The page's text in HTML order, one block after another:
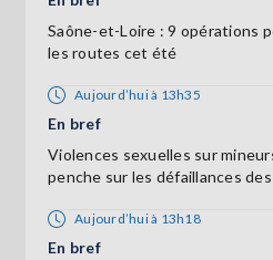
Saône-et-Loire : 9 opérations
les routes cet été
Aujourd’hui à 13h35
En bref
Violences sexuelles sur
penche sur les défaillances
Aujourd’hui à 13h18
En bref